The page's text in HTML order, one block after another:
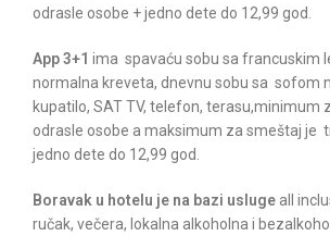
odrasle osobe + jedno dete do 12,99 god.
App 3+1 ima spavaću sobu sa francuskim
normalna kreveta, dnevnu sobu sa sofom
kupatilo, SAT TV, telefon, terasu,minimum
odrasle osobe a maksimum za smeštaj je
jedno dete do 12,99 god.
Boravak u hotelu je na bazi usluge all
ručak, večera, lokalna alkoholna i